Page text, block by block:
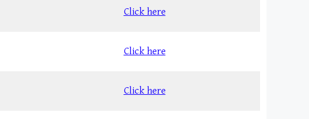
Click here
Click here
Click here